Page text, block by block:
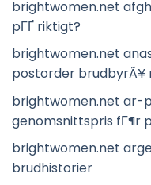
brightwomen.net
pГҐ riktigt?
brightwomen.net
postorder brudbyrÃ¥
brightwomen.net ar-
genomsnittspris fГ¶r
brightwomen.net
brudhistorier